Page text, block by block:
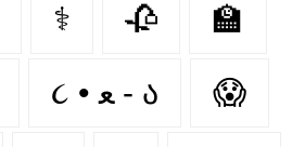
⚕ 🥀 🏫
૮ • ﻌ - ა⁩ 😱